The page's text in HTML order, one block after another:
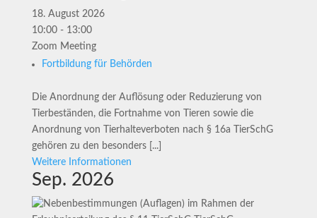
18. August 2026
10:00 - 13:00
Zoom Meeting
Fortbildung für Behörden
Die Anordnung der Auflösung oder Reduzierung von
Tierbeständen, die Fortnahme von Tieren sowie die
Anordnung von Tierhalteverboten nach § 16a TierSchG
gehören zu den besonders [...]
Weitere Informationen
Sep. 2026